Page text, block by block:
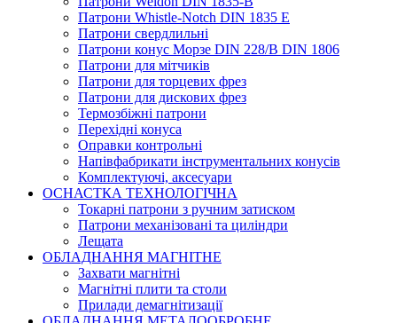
Патрони Whistle-Notch DIN 1835 E
Патрони свердлильні
Патрони конус Морзе DIN 228/B DIN 1806
Патрони для мітчиків
Патрони для торцевих фрез
Патрони для дискових фрез
Термозбіжні патрони
Перехідні конуса
Оправки контрольні
Напівфабрикати інструментальних конусів
Комплектуючі, аксесуари
ОСНАСТКА ТЕХНОЛОГІЧНА
Токарні патрони з ручним затиском
Патрони механізовані та циліндри
Лещата
ОБЛАДНАННЯ МАГНІТНЕ
Захвати магнітні
Магнітні плити та столи
Прилади демагнітизації